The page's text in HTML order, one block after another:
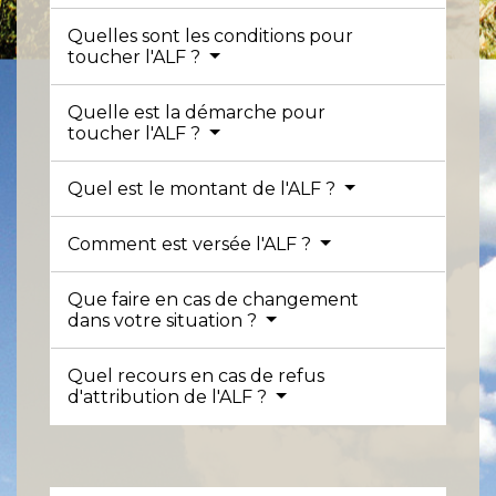
Quelles sont les conditions pour
toucher l'ALF ?
Quelle est la démarche pour
toucher l'ALF ?
Quel est le montant de l'ALF ?
Comment est versée l'ALF ?
Que faire en cas de changement
dans votre situation ?
Quel recours en cas de refus
d'attribution de l'ALF ?